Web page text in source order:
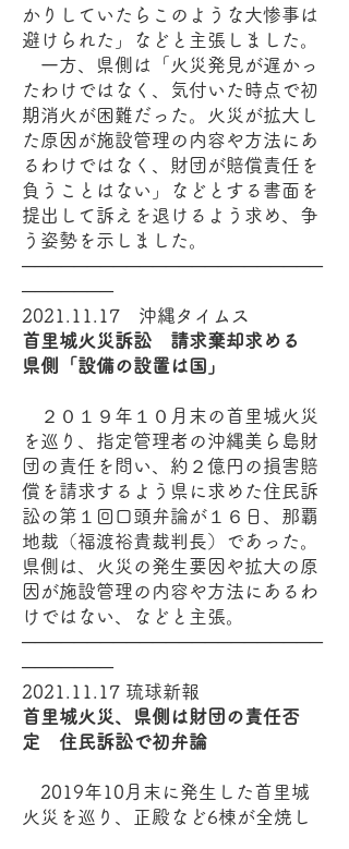
かりしていたらこのような大惨事は
避けられた」などと主張しました。
一方、県側は「火災発見が遅かっ
たわけではなく、気付いた時点で初
期消火が困難だった。火災が拡大し
た原因が施設管理の内容や方法にあ
るわけではなく、財団が賠償責任を
負うことはない」などとする書面を
提出して訴えを退けるよう求め、争
う姿勢を示しました。
───────────────────────
───────
2021.11.17 沖縄タイムス
首里城火災訴訟 請求棄却求める
県側「設備の設置は国」
２０１９年１０月末の首里城火災
を巡り、指定管理者の沖縄美ら島財
団の責任を問い、約２億円の損害賠
償を請求するよう県に求めた住民訴
訟の第１回口頭弁論が１６日、那覇
地裁（福渡裕貴裁判長）であった。
県側は、火災の発生要因や拡大の原
因が施設管理の内容や方法にあるわ
けではない、などと主張。
───────────────────────
───────
2021.11.17 琉球新報
首里城火災、県側は財団の責任否
定 住民訴訟で初弁論
2019年10月末に発生した首里城
火災を巡り、正殿など6棟が全焼し